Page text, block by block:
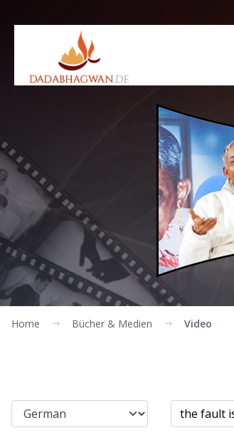
Home Bücher & Medien Video